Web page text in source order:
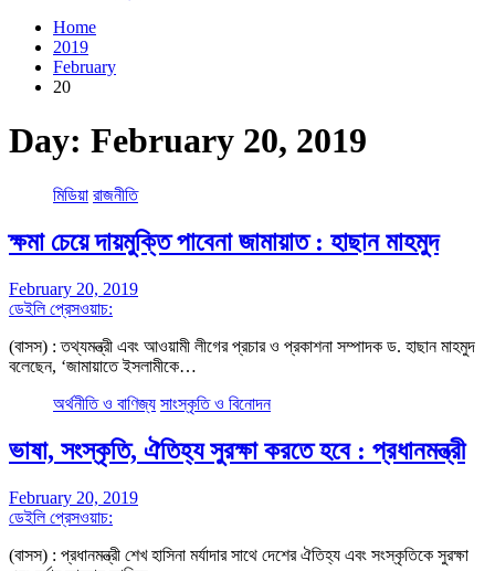
Home
2019
February
20
Day: February 20, 2019
মিডিয়া রাজনীতি
ক্ষমা চেয়ে দায়মুক্তি পাবেনা জামায়াত : হাছান মাহমুদ
February 20, 2019
ডেইলি প্রেসওয়াচ:
(বাসস) : তথ্যমন্ত্রী এবং আওয়ামী লীগের প্রচার ও প্রকাশনা সম্পাদক ড. হাছান মাহমুদ
বলেছেন, ‘জামায়াতে ইসলামীকে…
অর্থনীতি ও বাণিজ্য সাংস্কৃতি ও বিনোদন
ভাষা, সংস্কৃতি, ঐতিহ্য সুরক্ষা করতে হবে : প্রধানমন্ত্রী
February 20, 2019
ডেইলি প্রেসওয়াচ:
(বাসস) : প্রধানমন্ত্রী শেখ হাসিনা মর্যাদার সাথে দেশের ঐতিহ্য এবং সংস্কৃতিকে সুরক্ষা